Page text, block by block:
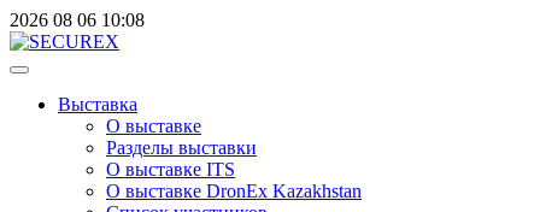
2026 08 06 10:08
Выставка
О выставке
Разделы выставки
О выставке ITS
О выставке DronEx Kazakhstan